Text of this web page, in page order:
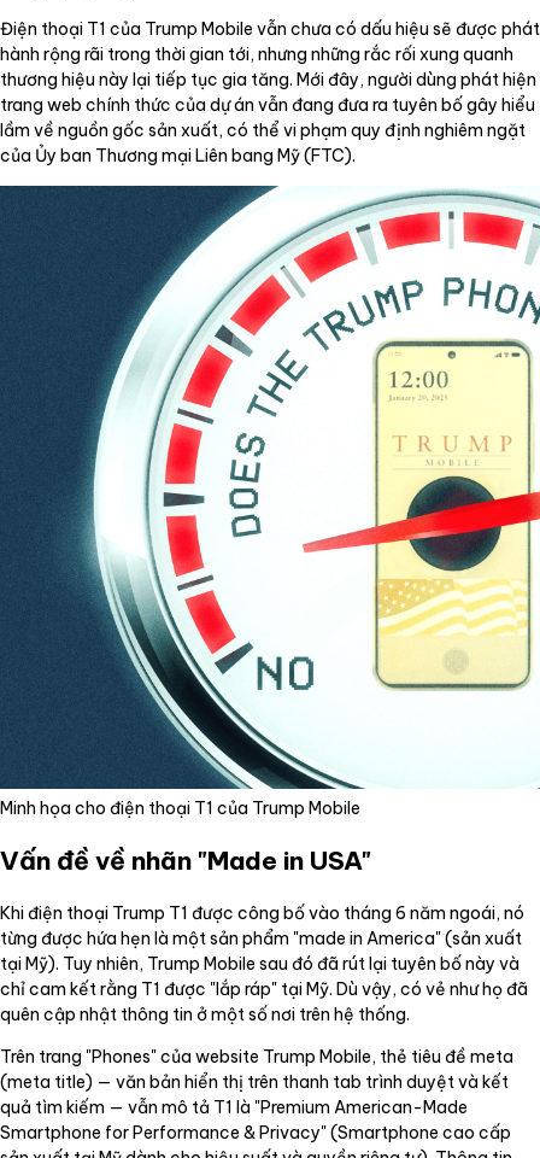
Điện thoại T1 của Trump Mobile vẫn chưa có dấu hiệu sẽ được phát
hành rộng rãi trong thời gian tới, nhưng những rắc rối xung quanh
thương hiệu này lại tiếp tục gia tăng. Mới đây, người dùng phát hiện
trang web chính thức của dự án vẫn đang đưa ra tuyên bố gây hiểu
lầm về nguồn gốc sản xuất, có thể vi phạm quy định nghiêm ngặt
của Ủy ban Thương mại Liên bang Mỹ (FTC).
Minh họa cho điện thoại T1 của Trump Mobile
Vấn đề về nhãn "Made in USA"
Khi điện thoại Trump T1 được công bố vào tháng 6 năm ngoái, nó
từng được hứa hẹn là một sản phẩm "made in America" (sản xuất
tại Mỹ). Tuy nhiên, Trump Mobile sau đó đã rút lại tuyên bố này và
chỉ cam kết rằng T1 được "lắp ráp" tại Mỹ. Dù vậy, có vẻ như họ đã
quên cập nhật thông tin ở một số nơi trên hệ thống.
Trên trang "Phones" của website Trump Mobile, thẻ tiêu đề meta
(meta title) — văn bản hiển thị trên thanh tab trình duyệt và kết
quả tìm kiếm — vẫn mô tả T1 là "Premium American-Made
Smartphone for Performance & Privacy" (Smartphone cao cấp